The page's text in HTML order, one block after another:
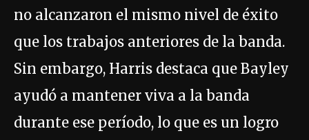
no alcanzaron el mismo nivel de éxito
que los trabajos anteriores de la banda.
Sin embargo, Harris destaca que Bayley
ayudó a mantener viva a la banda
durante ese período, lo que es un logro